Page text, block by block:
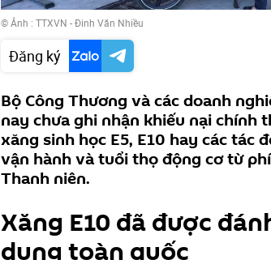
© Ảnh : TTXVN - Đinh Văn Nhiều
Đăng ký
Bộ Công Thương và các doanh
nay chưa ghi nhận khiếu nại chính
xăng sinh học E5, E10 hay các tác
vận hành và tuổi thọ động cơ từ
Thanh niên.
Xăng E10 đã được
dụng toàn quốc